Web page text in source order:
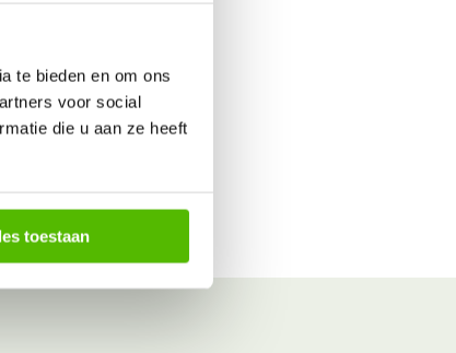
te bieden en om ons
voor social
die u aan ze heeft
toestaan